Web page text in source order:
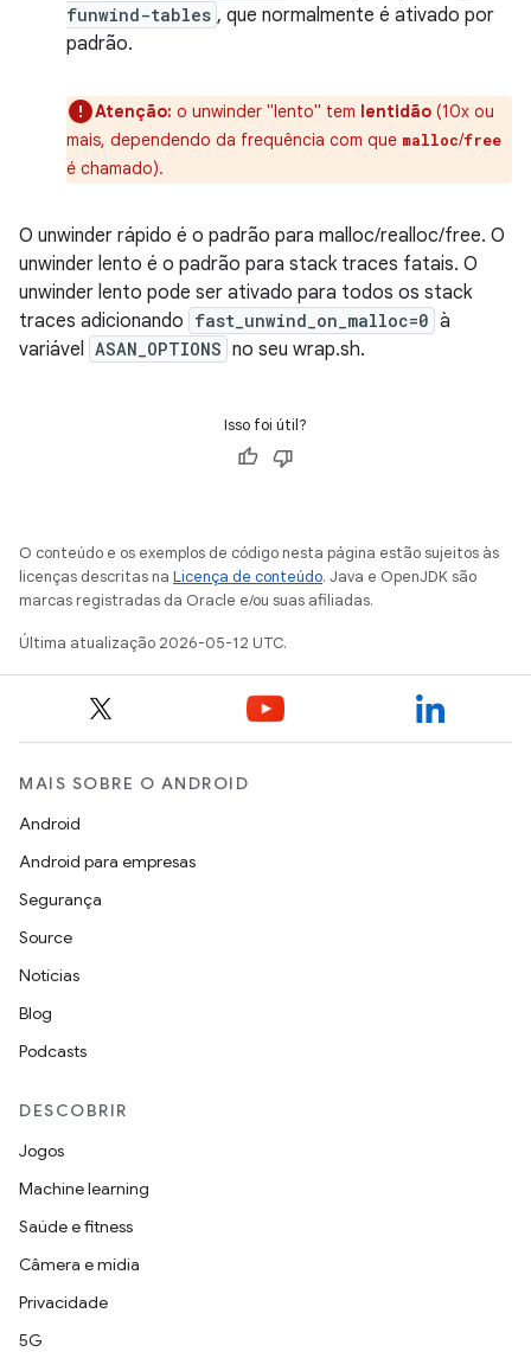
funwind-tables , que normalmente é ativado por
padrão.
Atenção: o unwinder "lento" tem lentidão (10x ou
mais, dependendo da frequência com que malloc/free
é chamado).
O unwinder rápido é o padrão para malloc/realloc/free. O
unwinder lento é o padrão para stack traces fatais. O
unwinder lento pode ser ativado para todos os stack
traces adicionando fast_unwind_on_malloc=0 à
variável ASAN_OPTIONS no seu wrap.sh.
Isso foi útil?
O conteúdo e os exemplos de código nesta página estão sujeitos às
licenças descritas na Licença de conteúdo. Java e OpenJDK são
marcas registradas da Oracle e/ou suas afiliadas.
Última atualização 2026-05-12 UTC.
MAIS SOBRE O ANDROID
Android
Android para empresas
Segurança
Source
Notícias
Blog
Podcasts
DESCOBRIR
Jogos
Machine learning
Saúde e fitness
Câmera e mídia
Privacidade
5G